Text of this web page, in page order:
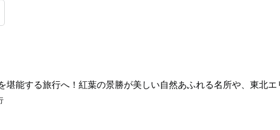
堪能する旅行へ！紅葉の景勝が美しい自然あふれる名所や、東北エ